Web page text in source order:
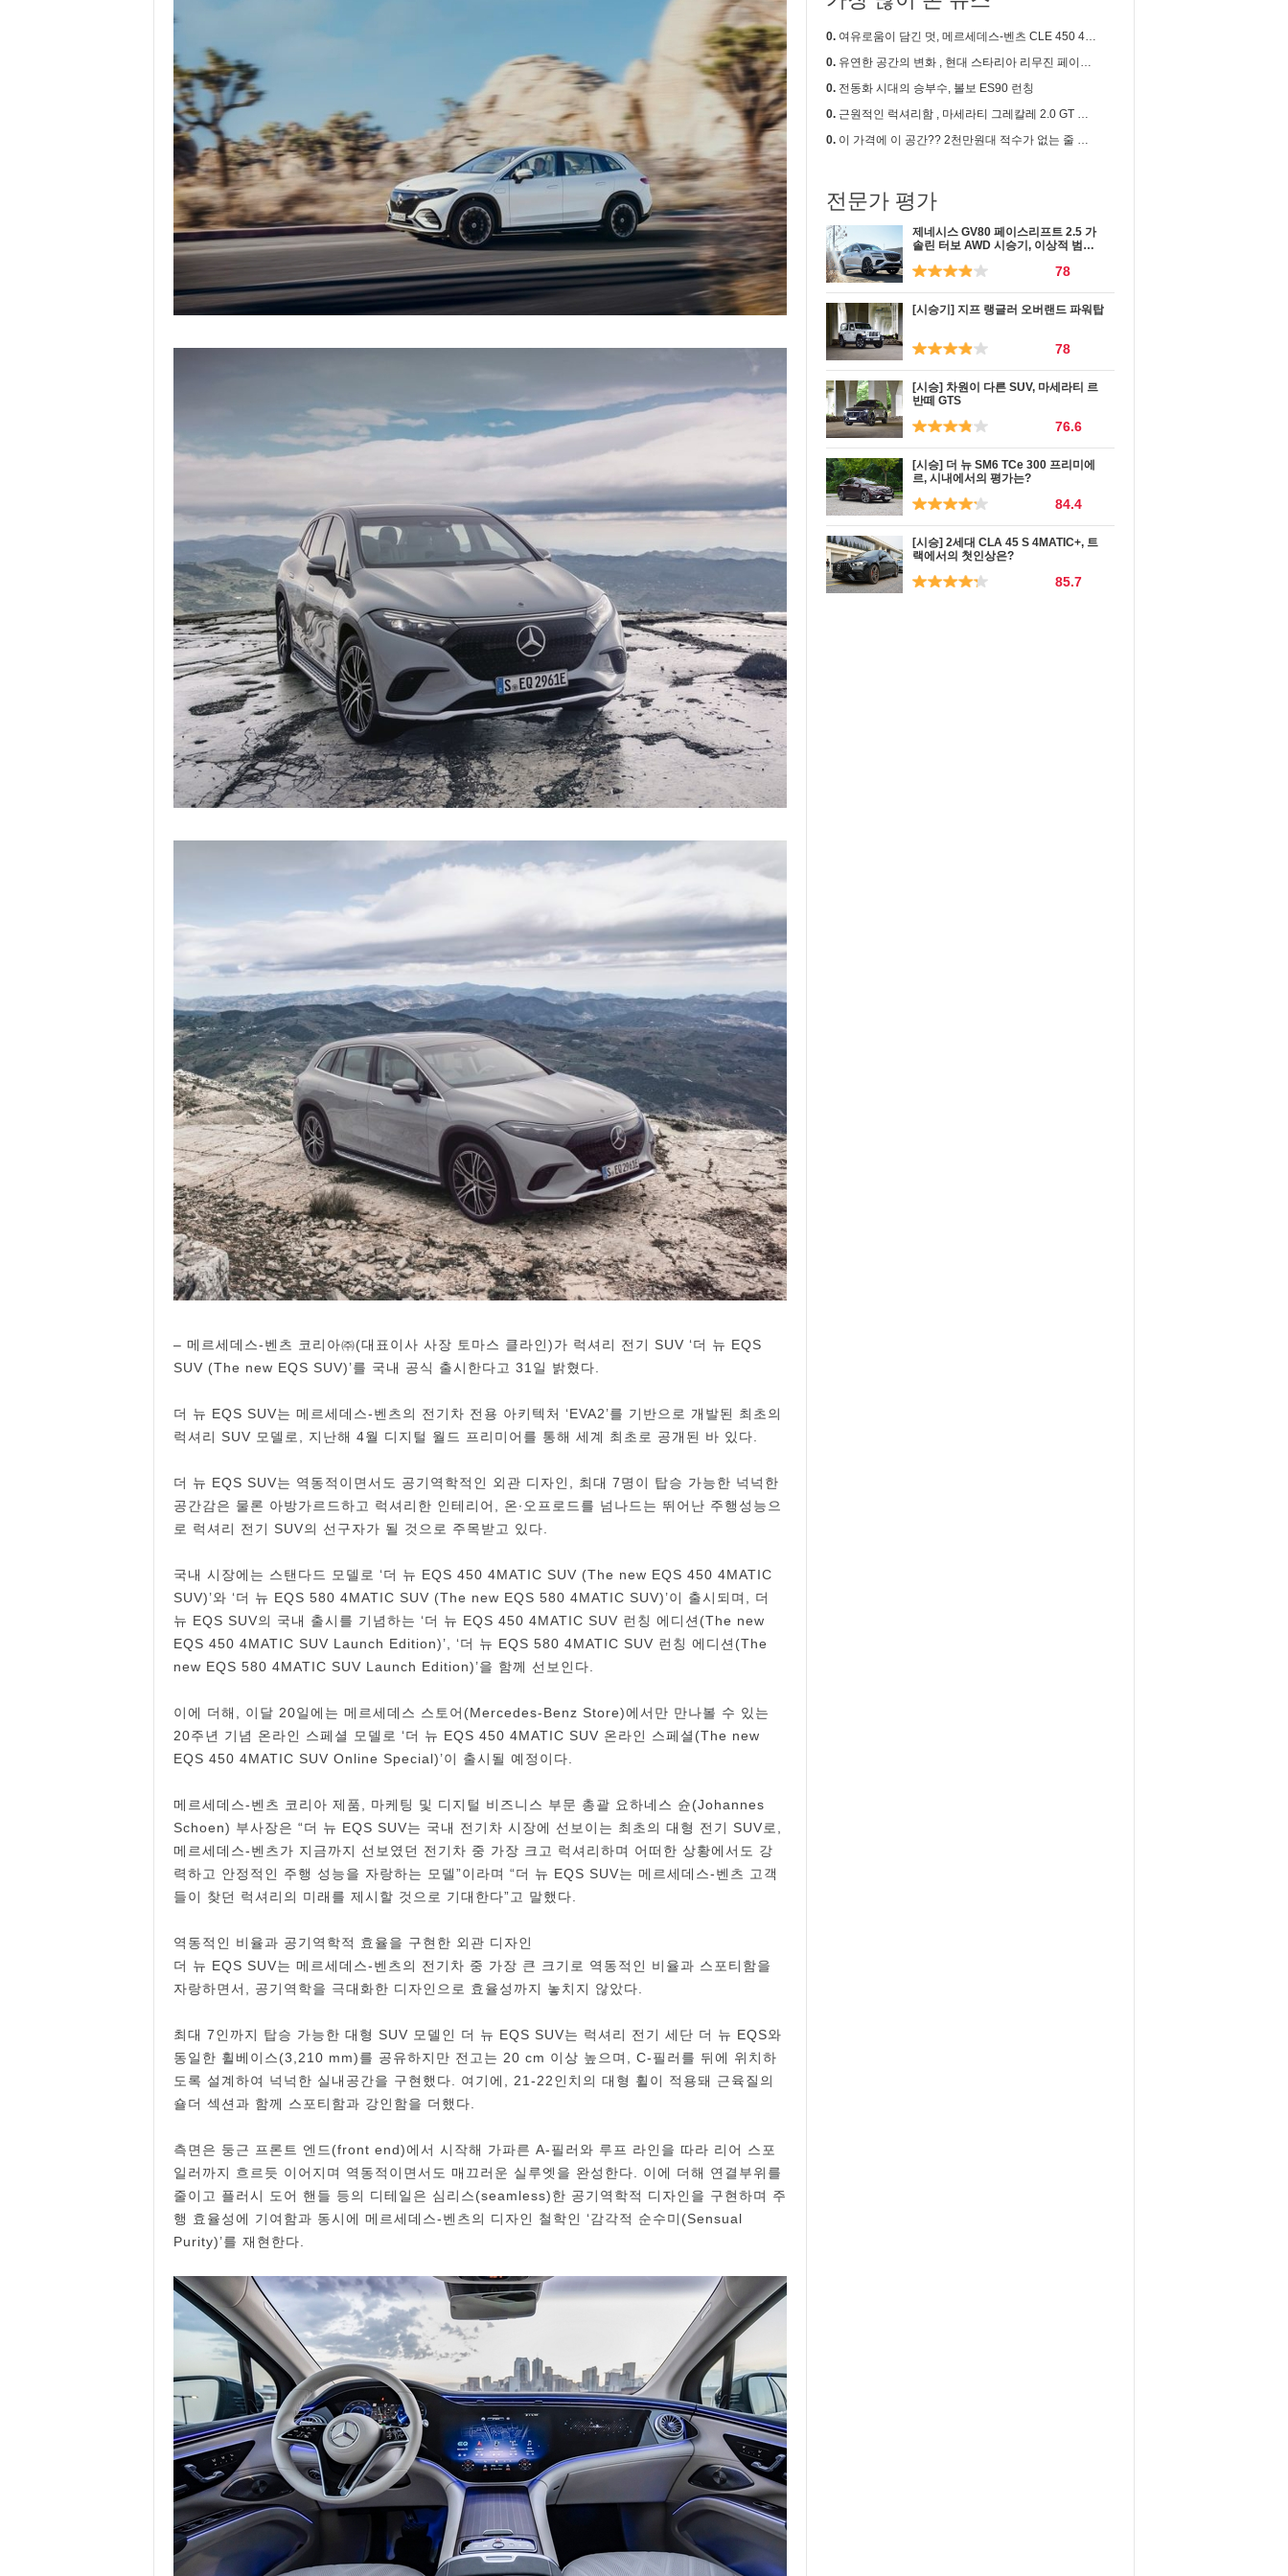
– 메르세데스-벤츠 코리아㈜(대표이사 사장 토마스 클라인)가 럭셔리 전기 SUV ‘더 뉴 EQS
SUV (The new EQS SUV)’를 국내 공식 출시한다고 31일 밝혔다.
더 뉴 EQS SUV는 메르세데스-벤츠의 전기차 전용 아키텍처 ‘EVA2’를 기반으로 개발된 최초의
럭셔리 SUV 모델로, 지난해 4월 디지털 월드 프리미어를 통해 세계 최초로 공개된 바 있다.
더 뉴 EQS SUV는 역동적이면서도 공기역학적인 외관 디자인, 최대 7명이 탑승 가능한 넉넉한
공간감은 물론 아방가르드하고 럭셔리한 인테리어, 온∙오프로드를 넘나드는 뛰어난 주행성능으
로 럭셔리 전기 SUV의 선구자가 될 것으로 주목받고 있다.
국내 시장에는 스탠다드 모델로 ‘더 뉴 EQS 450 4MATIC SUV (The new EQS 450 4MATIC
SUV)’와 ‘더 뉴 EQS 580 4MATIC SUV (The new EQS 580 4MATIC SUV)’이 출시되며, 더
뉴 EQS SUV의 국내 출시를 기념하는 ‘더 뉴 EQS 450 4MATIC SUV 런칭 에디션(The new
EQS 450 4MATIC SUV Launch Edition)’, ‘더 뉴 EQS 580 4MATIC SUV 런칭 에디션(The
new EQS 580 4MATIC SUV Launch Edition)’을 함께 선보인다.
이에 더해, 이달 20일에는 메르세데스 스토어(Mercedes-Benz Store)에서만 만나볼 수 있는
20주년 기념 온라인 스페셜 모델로 ‘더 뉴 EQS 450 4MATIC SUV 온라인 스페셜(The new
EQS 450 4MATIC SUV Online Special)’이 출시될 예정이다.
메르세데스-벤츠 코리아 제품, 마케팅 및 디지털 비즈니스 부문 총괄 요하네스 슌(Johannes
Schoen) 부사장은 “더 뉴 EQS SUV는 국내 전기차 시장에 선보이는 최초의 대형 전기 SUV로,
메르세데스-벤츠가 지금까지 선보였던 전기차 중 가장 크고 럭셔리하며 어떠한 상황에서도 강
력하고 안정적인 주행 성능을 자랑하는 모델”이라며 “더 뉴 EQS SUV는 메르세데스-벤츠 고객
들이 찾던 럭셔리의 미래를 제시할 것으로 기대한다”고 말했다.
역동적인 비율과 공기역학적 효율을 구현한 외관 디자인
더 뉴 EQS SUV는 메르세데스-벤츠의 전기차 중 가장 큰 크기로 역동적인 비율과 스포티함을
자랑하면서, 공기역학을 극대화한 디자인으로 효율성까지 놓치지 않았다.
최대 7인까지 탑승 가능한 대형 SUV 모델인 더 뉴 EQS SUV는 럭셔리 전기 세단 더 뉴 EQS와
동일한 휠베이스(3,210 mm)를 공유하지만 전고는 20 cm 이상 높으며, C-필러를 뒤에 위치하
도록 설계하여 넉넉한 실내공간을 구현했다. 여기에, 21-22인치의 대형 휠이 적용돼 근육질의
숄더 섹션과 함께 스포티함과 강인함을 더했다.
측면은 둥근 프론트 엔드(front end)에서 시작해 가파른 A-필러와 루프 라인을 따라 리어 스포
일러까지 흐르듯 이어지며 역동적이면서도 매끄러운 실루엣을 완성한다. 이에 더해 연결부위를
줄이고 플러시 도어 핸들 등의 디테일은 심리스(seamless)한 공기역학적 디자인을 구현하며 주
행 효율성에 기여함과 동시에 메르세데스-벤츠의 디자인 철학인 ‘감각적 순수미(Sensual
Purity)’를 재현한다.
0. 여유로움이 담긴 멋, 메르세데스-벤츠 CLE 450 4matic 카브리올레 시승기
0. 유연한 공간의 변화 , 현대 스타리아 리무진 페이스리프트 신차리뷰
0. 전동화 시대의 승부수, 볼보 ES90 런칭
0. 근원적인 럭셔리함 , 마세라티 그레칼레 2.0 GT 시승기
0. 이 가격에 이 공간?? 2천만원대 적수가 없는 줄 알았는데... | 2세대 셀토스 1.6 가솔린 솔직 시승기
전문가 평가
제네시스 GV80 페이스리프트 2.5 가
솔린 터보 AWD 시승기, 이상적 범용
78
[시승기] 지프 랭글러 오버랜드 파워탑
78
[시승] 차원이 다른 SUV, 마세라티 르
반떼 GTS
76.6
[시승] 더 뉴 SM6 TCe 300 프리미에
르, 시내에서의 평가는?
84.4
[시승] 2세대 CLA 45 S 4MATIC+, 트
랙에서의 첫인상은?
85.7